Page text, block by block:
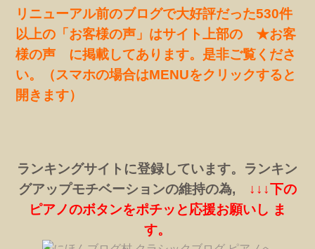
リニューアル前のブログで大好評だった530件
以上の「お客様の声」はサイト上部の ★お客
様の声 に掲載してあります。是非ご覧くださ
い。（スマホの場合はMENUをクリックすると
開きます）
ランキングサイトに登録しています。ランキン
グアップモチベーションの維持の為, ↓↓↓下の
ピアノのボタンをポチッと応援お願いし ま
す。